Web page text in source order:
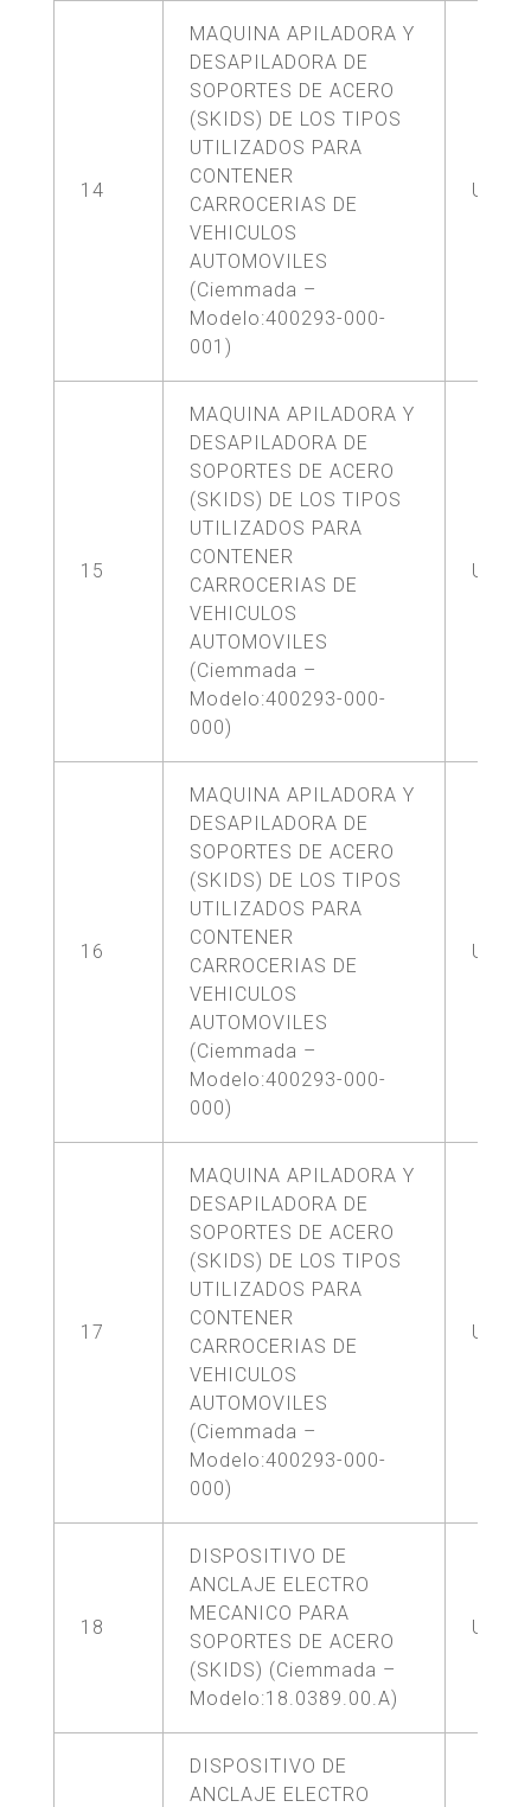
14
MAQUINA APILADORA Y
DESAPILADORA DE
SOPORTES DE ACERO
(SKIDS) DE LOS TIPOS
UTILIZADOS PARA
CONTENER
CARROCERIAS DE
VEHICULOS
AUTOMOVILES
(Ciemmada –
Modelo:400293-000-
001)
UNA
15
MAQUINA APILADORA Y
DESAPILADORA DE
SOPORTES DE ACERO
(SKIDS) DE LOS TIPOS
UTILIZADOS PARA
CONTENER
CARROCERIAS DE
VEHICULOS
AUTOMOVILES
(Ciemmada –
Modelo:400293-000-
000)
UNA
16
MAQUINA APILADORA Y
DESAPILADORA DE
SOPORTES DE ACERO
(SKIDS) DE LOS TIPOS
UTILIZADOS PARA
CONTENER
CARROCERIAS DE
VEHICULOS
AUTOMOVILES
(Ciemmada –
Modelo:400293-000-
000)
UNA
17
MAQUINA APILADORA Y
DESAPILADORA DE
SOPORTES DE ACERO
(SKIDS) DE LOS TIPOS
UTILIZADOS PARA
CONTENER
CARROCERIAS DE
VEHICULOS
AUTOMOVILES
(Ciemmada –
Modelo:400293-000-
000)
UNA
18
DISPOSITIVO DE
ANCLAJE ELECTRO
MECANICO PARA
SOPORTES DE ACERO
(SKIDS) (Ciemmada –
Modelo:18.0389.00.A)
UNA
DISPOSITIVO DE
ANCLAJE ELECTRO